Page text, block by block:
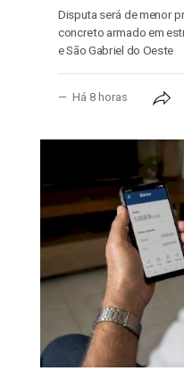
Disputa será de menor
concreto armado em
e São Gabriel do Oeste
Há 8 horas